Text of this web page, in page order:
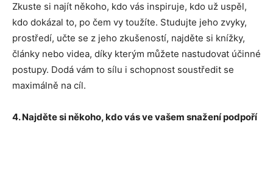
Zkuste si najít někoho, kdo vás inspiruje, kdo už uspěl,
kdo dokázal to, po čem vy toužíte. Studujte jeho zvyky,
prostředí, učte se z jeho zkušeností, najděte si knížky,
články nebo videa, díky kterým můžete nastudovat účinné
postupy. Dodá vám to sílu i schopnost soustředit se
maximálně na cíl.
4. Najděte si někoho, kdo vás ve vašem snažení podpoří